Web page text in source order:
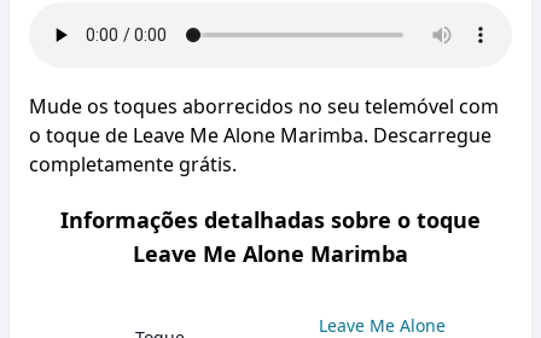
Mude os toques aborrecidos no seu telemóvel com
o toque de Leave Me Alone Marimba. Descarregue
completamente grátis.
Informações detalhadas sobre o toque
Leave Me Alone Marimba
Leave Me Alone